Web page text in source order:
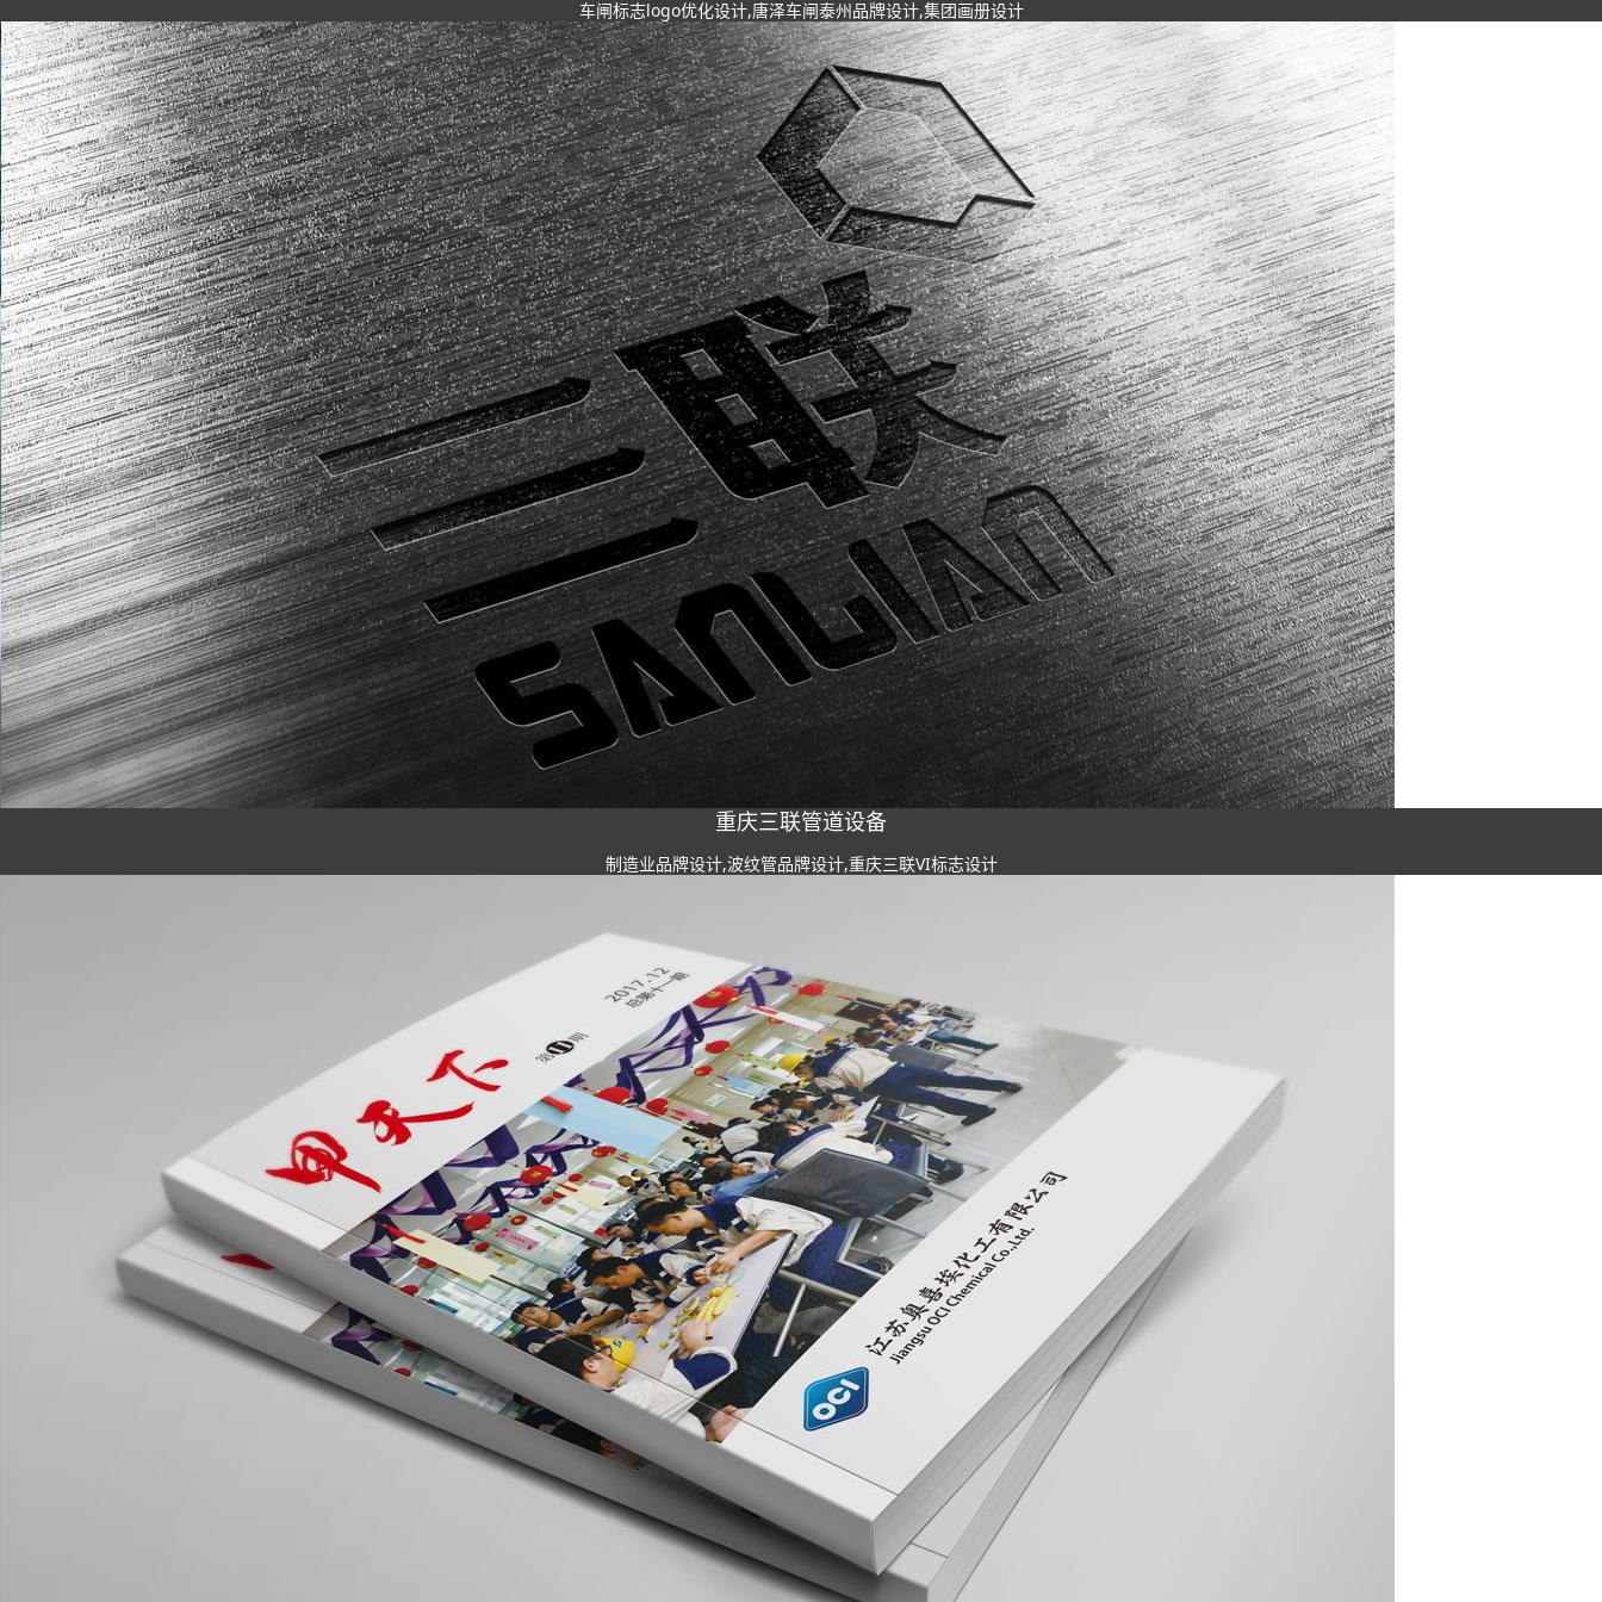
车闸标志logo优化设计,唐泽车闸泰州品牌设计,集团画册设计
重庆三联管道设备
制造业品牌设计,波纹管品牌设计,重庆三联VI标志设计